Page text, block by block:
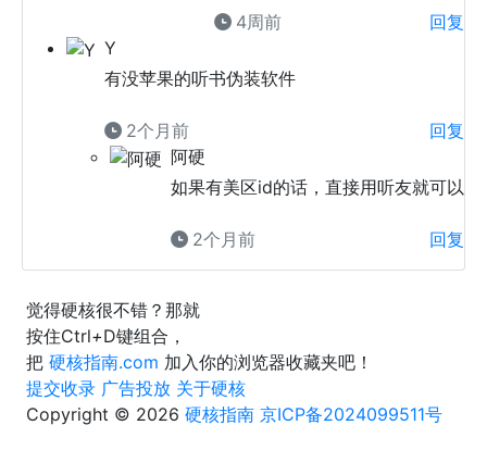
4周前
回复
Y
有没苹果的听书伪装软件
2个月前
回复
阿硬
如果有美区id的话，直接用听友就可以
2个月前 回复
觉得硬核很不错？那就
按住Ctrl+D键组合，
把 硬核指南.com 加入你的浏览器收藏夹吧！
提交收录 广告投放 关于硬核
Copyright © 2026 硬核指南 京ICP备2024099511号